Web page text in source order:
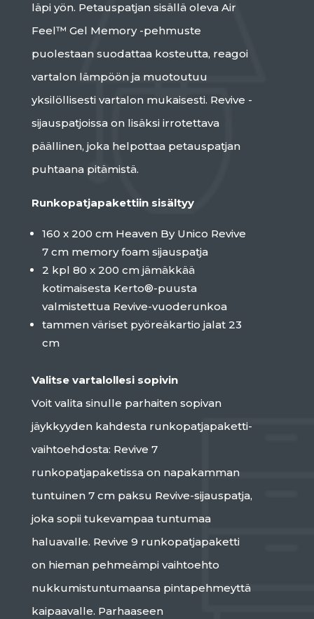
läpi yön. Petauspatjan sisällä oleva Air
Feel™ Gel Memory -pehmuste
puolestaan suodattaa kosteutta, reagoi
vartalon lämpöön ja muotoutuu
yksilöllisesti vartalon mukaisesti. Revive -
sijauspatjoissa on lisäksi irrotettava
päällinen, joka helpottaa petauspatjan
puhtaana pitämistä.
Runkopatjapakettiin sisältyy
160 x 200 cm Heaven By Unico Revive
7 cm memory foam sijauspatja
2 kpl 80 x 200 cm jämäkkää
kotimaisesta Kerto®-puusta
valmistettua Revive-vuoderunkoa
tammen väriset pyöreäkartio jalat 23
cm
Valitse vartalollesi sopivin
Voit valita sinulle parhaiten sopivan
jäykkyyden kahdesta runkopatjapaketti-
vaihtoehdosta: Revive 7
runkopatjapaketissa on napakamman
tuntuinen 7 cm paksu Revive-sijauspatja,
joka sopii tukevampaa tuntumaa
haluavalle. Revive 9 runkopatjapaketti
on hieman pehmeämpi vaihtoehto
nukkumistuntumaansa pintapehmeyttä
kaipaavalle. Parhaaseen